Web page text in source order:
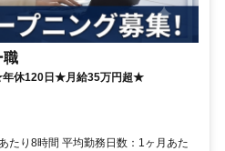
職
休120日★月給35万円超★
たり8時間 平均勤務日数：1ヶ月あた